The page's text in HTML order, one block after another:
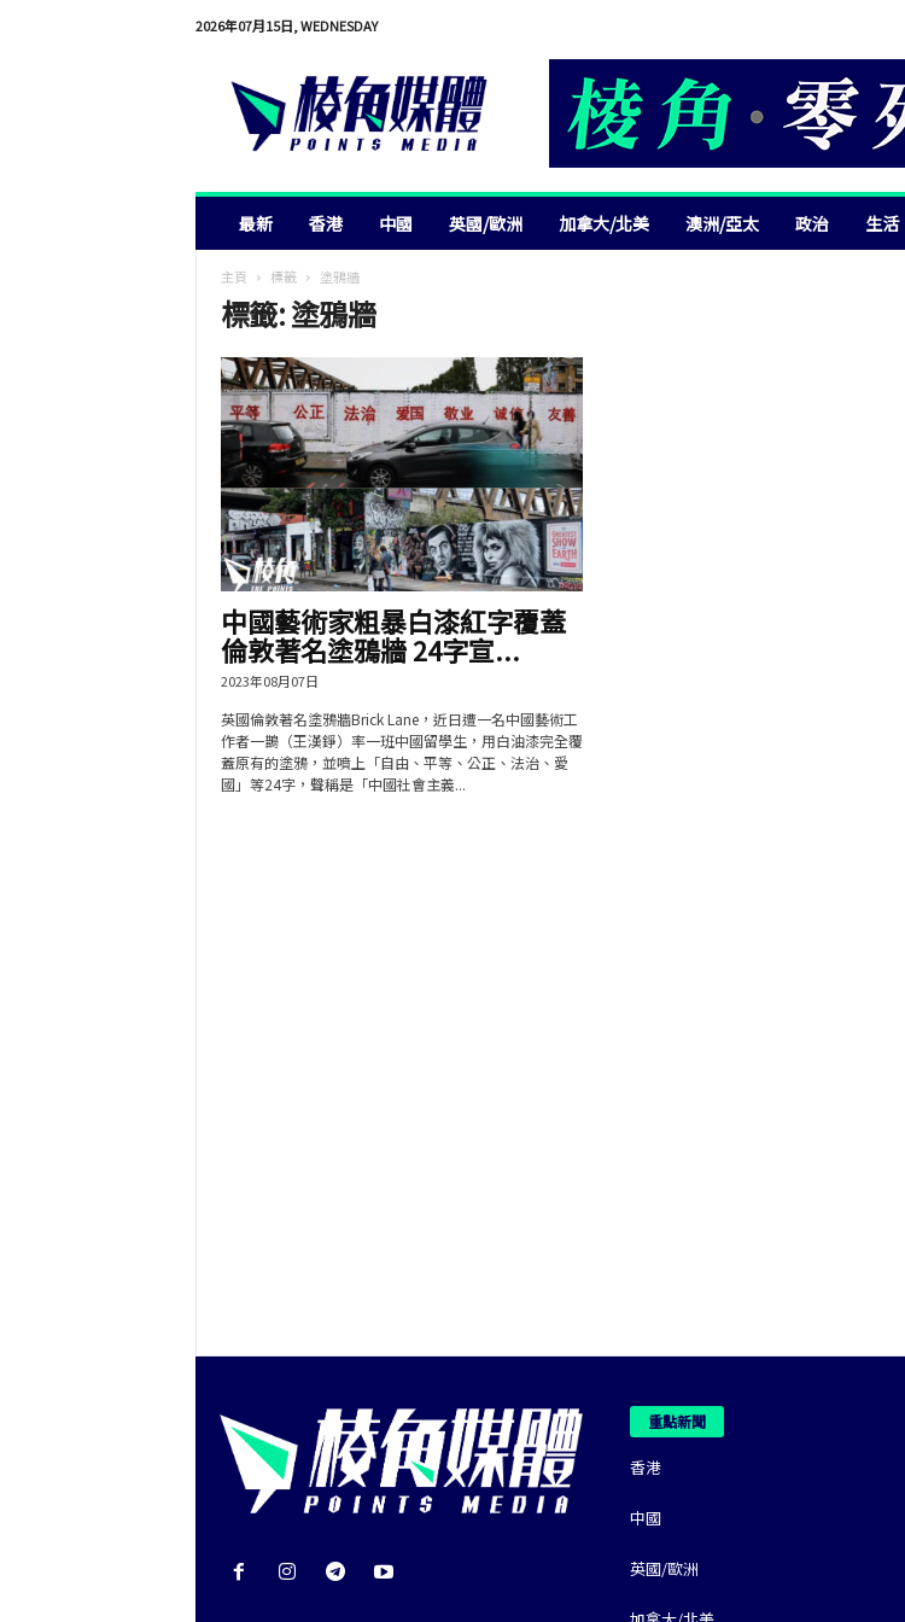
2026年07月15日, WEDNESDAY
最新 香港 中國 英國/歐洲 加拿大/北美 澳洲/亞太 政治 生活
主頁 標籤 塗鴉牆
標籤: 塗鴉牆
中國藝術家粗暴白漆紅字覆蓋
倫敦著名塗鴉牆 24字宣...
2023年08月07日
英國倫敦著名塗鴉牆Brick Lane，近日遭一名中國藝術工
作者一鵲（王漢錚）率一班中國留學生，用白油漆完全覆
蓋原有的塗鴉，並噴上「自由、平等、公正、法治、愛
國」等24字，聲稱是「中國社會主義...
重點新聞
香港
中國
英國/歐洲